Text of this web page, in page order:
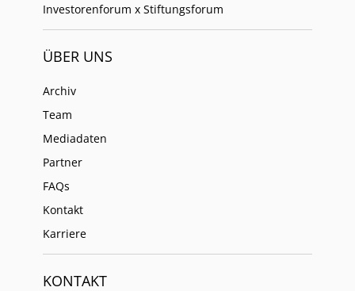
Investorenforum x Stiftungsforum
ÜBER UNS
Archiv
Team
Mediadaten
Partner
FAQs
Kontakt
Karriere
KONTAKT